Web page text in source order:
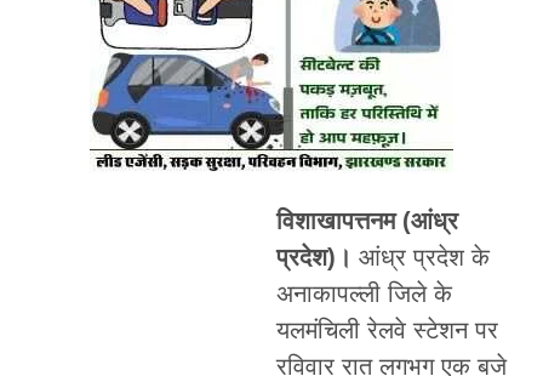
विशाखापत्तनम (आंध्र
प्रदेश)। आंध्र प्रदेश के
अनाकापल्ली जिले के
यलमंचिली रेलवे स्टेशन पर
रविवार रात लगभग एक बजे